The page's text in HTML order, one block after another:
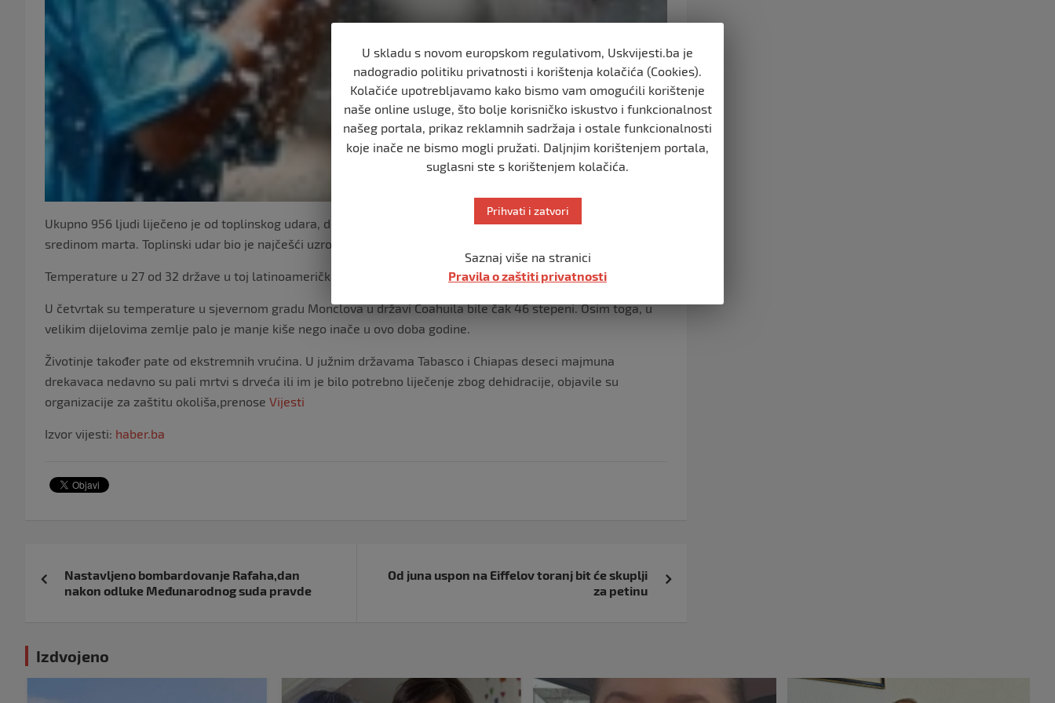
Ukupno 956 ljudi liječeno je od toplinskog udara, dehidracije i opeklina od sunca od početka vruće sezone
sredinom marta. Toplinski udar bio je najčešći uzrok smrti.
Temperature u 27 od 32 države u toj latinoameričkoj državi trenutno su iznad 40 stupnjeva Celzijusa.
U četvrtak su temperature u sjevernom gradu Monclova u državi Coahuila bile čak 46 stepeni. Osim toga, u
velikim dijelovima zemlje palo je manje kiše nego inače u ovo doba godine.
Životinje također pate od ekstremnih vrućina. U južnim državama Tabasco i Chiapas deseci majmuna
drekavaca nedavno su pali mrtvi s drveća ili im je bilo potrebno liječenje zbog dehidracije, objavile su
organizacije za zaštitu okoliša,prenose Vijesti
Izvor vijesti: haber.ba
objava
Nastavljeno bombardovanje Rafaha,dan
nakon odluke Međunarodnog suda pravde
Od juna uspon na Eiffelov toranj bit će skuplji
za petinu
Izdvojeno
U skladu s novom europskom regulativom, Uskvijesti.ba je
nadogradio politiku privatnosti i korištenja kolačića (Cookies).
Kolačiće upotrebljavamo kako bismo vam omogućili korištenje
naše online usluge, što bolje korisničko iskustvo i funkcionalnost
našeg portala, prikaz reklamnih sadržaja i ostale funkcionalnosti
koje inače ne bismo mogli pružati. Daljnjim korištenjem portala,
suglasni ste s korištenjem kolačića.
Prihvati i zatvori
Saznaj više na stranici
Pravila o zaštiti privatnosti